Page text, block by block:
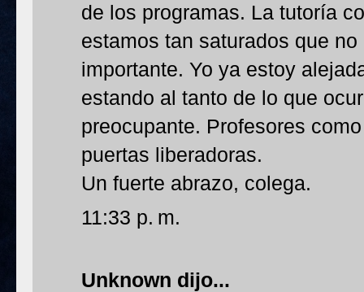
de los programas. La tutoría
estamos tan saturados que
importante. Yo ya estoy
estando al tanto de lo que
preocupante. Profesores
puertas liberadoras.
Un fuerte abrazo, colega.
11:33 p. m.
Unknown dijo...